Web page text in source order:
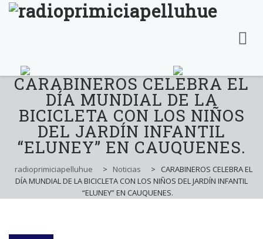
Skip
toCARABINEROS CELEBRA EL
DÍA MUNDIAL DE LA
BICICLETA CON LOS NIÑOS
DEL JARDÍN INFANTIL
“ELUNEY” EN CAUQUENES.
radioprimiciapelluhue > Noticias >
CARABINEROS CELEBRA EL
DÍA MUNDIAL DE LA BICICLETA CON LOS NIÑOS DEL JARDÍN INFANTIL
“ELUNEY” EN CAUQUENES.